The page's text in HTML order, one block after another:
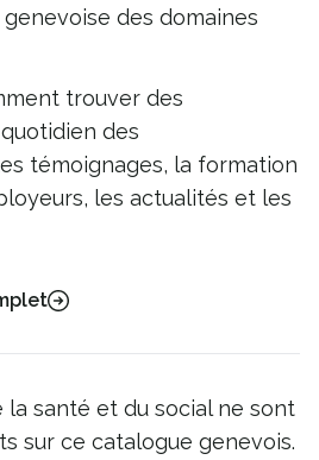
des domaines
trouver des
des
témoignages, la formation
les actualités et les
la santé et du social ne sont
sur ce catalogue genevois.